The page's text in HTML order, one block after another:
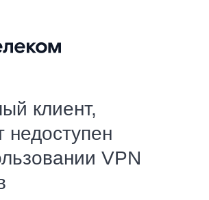
клиент,
недоступен
VPN